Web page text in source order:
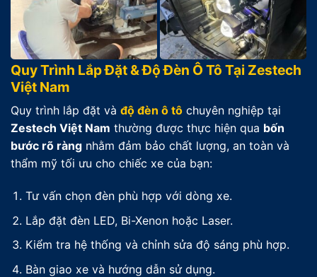
Quy Trình Lắp Đặt & Độ Đèn Ô Tô Tại Zestech
Việt Nam
Quy trình lắp đặt và độ đèn ô tô chuyên nghiệp tại
Zestech Việt Nam thường được thực hiện qua bốn
bước rõ ràng nhằm đảm bảo chất lượng, an toàn và
thẩm mỹ tối ưu cho chiếc xe của bạn:
Tư vấn chọn đèn phù hợp với dòng xe.
Lắp đặt đèn LED, Bi-Xenon hoặc Laser.
Kiểm tra hệ thống và chỉnh sửa độ sáng phù hợp.
Bàn giao xe và hướng dẫn sử dụng.